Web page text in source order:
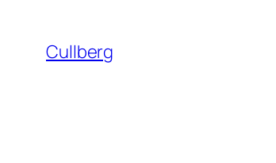
innehåll
Cullberg